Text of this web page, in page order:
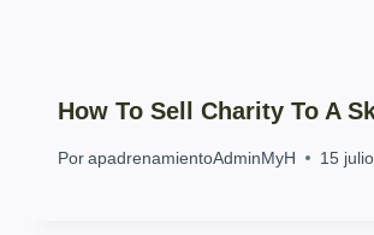
How To Sell Charity To A
Por apadrenamientoAdminMyH 15